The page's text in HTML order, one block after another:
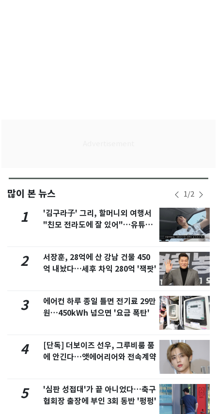
많이 본 뉴스 1/2
1
'김구라子' 그리, 할머니외 여행서
"친모 전라도에 잘 있어"…유튜브
2
서장훈, 28억에 산 강남 건물 450
억 내놨다…세후 차익 280억 '잭팟'
3
에어컨 하루 종일 틀면 전기료 29만
원…450kWh 넘으면 '요금 폭탄'
4
[단독] 더보이즈 선우, 그루비룸 품
에 안긴다…앳에어리어와 전속계약
5
'심판 성접대'가 끝 아니었다…축구
협회장 출장에 부인 3회 동반 '펑펑'